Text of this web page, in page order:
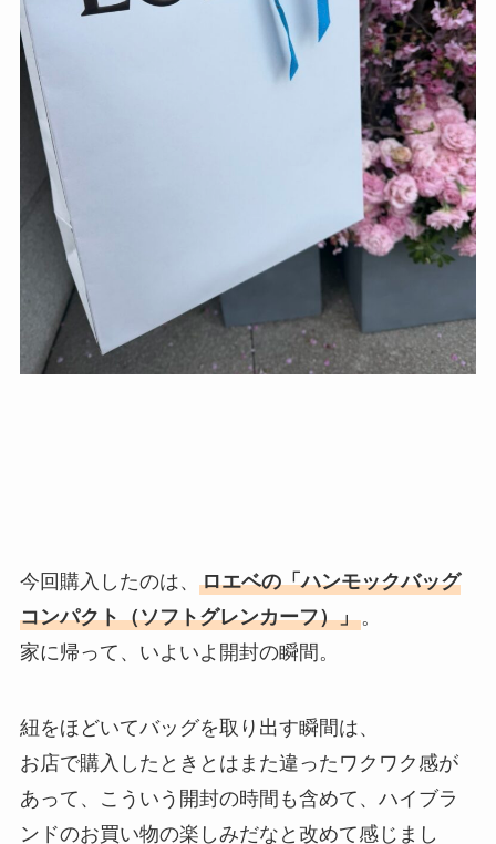
今回購入したのは、 ロエベの「ハンモックバッグ
コンパクト（ソフトグレンカーフ）」。
家に帰って、いよいよ開封の瞬間。
紐をほどいてバッグを取り出す瞬間は、
お店で購入したときとはまた違ったワクワク感が
あって、こういう開封の時間も含めて、ハイブラ
ンドのお買い物の楽しみだなと改めて感じまし